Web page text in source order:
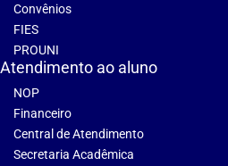
Convênios
FIES
PROUNI
Atendimento ao aluno
NOP
Financeiro
Central de Atendimento
Secretaria Acadêmica